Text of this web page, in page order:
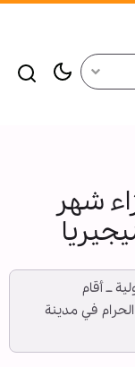
شهر
ــ أقام
في مدينة